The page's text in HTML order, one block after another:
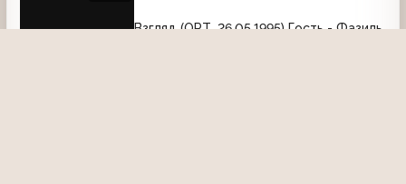
Взгляд (ОРТ, 26.05.1995) Гость - Фазиль